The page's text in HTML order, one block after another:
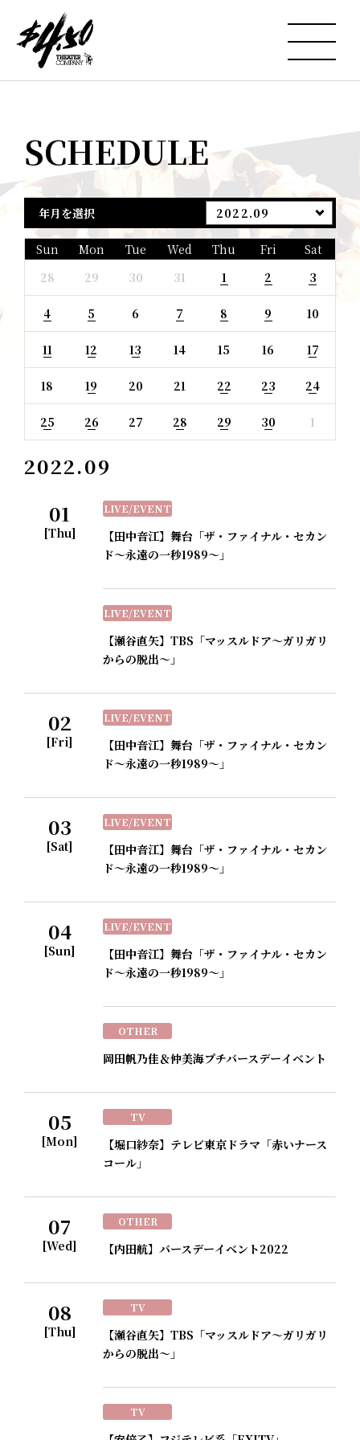
SCHEDULE
年月を選択 2022.09
Sun Mon Tue Wed Thu Fri
Sat
28
29 30 31 1 2 3
4 5 6 7 8 9 10
11 12 13 14 15 16 17
18 19 20 21 22 23 24
25 26 27 28 29 30 1
2022.09
01
[Thu]
LIVE/EVENT
【田中音江】舞台「ザ・ファイナル・セカン
ド～永遠の一秒1989～」
LIVE/EVENT
【瀬谷直矢】TBS「マッスルドア～ガリガリ
からの脱出～」
02
[Fri]
LIVE/EVENT
【田中音江】舞台「ザ・ファイナル・セカン
ド～永遠の一秒1989～」
03
[Sat]
LIVE/EVENT
【田中音江】舞台「ザ・ファイナル・セカン
ド～永遠の一秒1989～」
04
[Sun]
LIVE/EVENT
【田中音江】舞台「ザ・ファイナル・セカン
ド～永遠の一秒1989～」
OTHER
岡田帆乃佳＆仲美海プチバースデーイベント
05
[Mon]
TV
【堀口紗奈】テレビ東京ドラマ「赤いナース
コール」
07
[Wed]
OTHER
【内田航】バースデーイベント2022
08
[Thu]
TV
【瀬谷直矢】TBS「マッスルドア～ガリガリ
からの脱出～」
TV